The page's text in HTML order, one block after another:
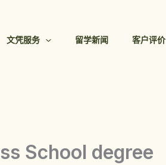
文凭服务 留学新闻 客户评价
School degree